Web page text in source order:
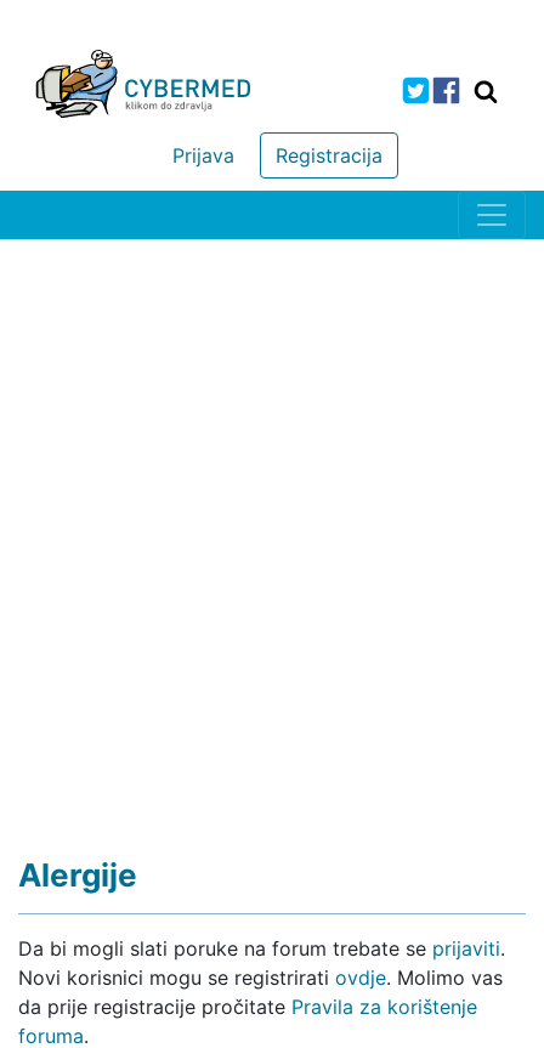
Registracija
Prijava
Alergije
Da bi mogli slati poruke na forum trebate se prijaviti.
Novi korisnici mogu se registrirati ovdje. Molimo vas
da prije registracije pročitate Pravila za korištenje
foruma.